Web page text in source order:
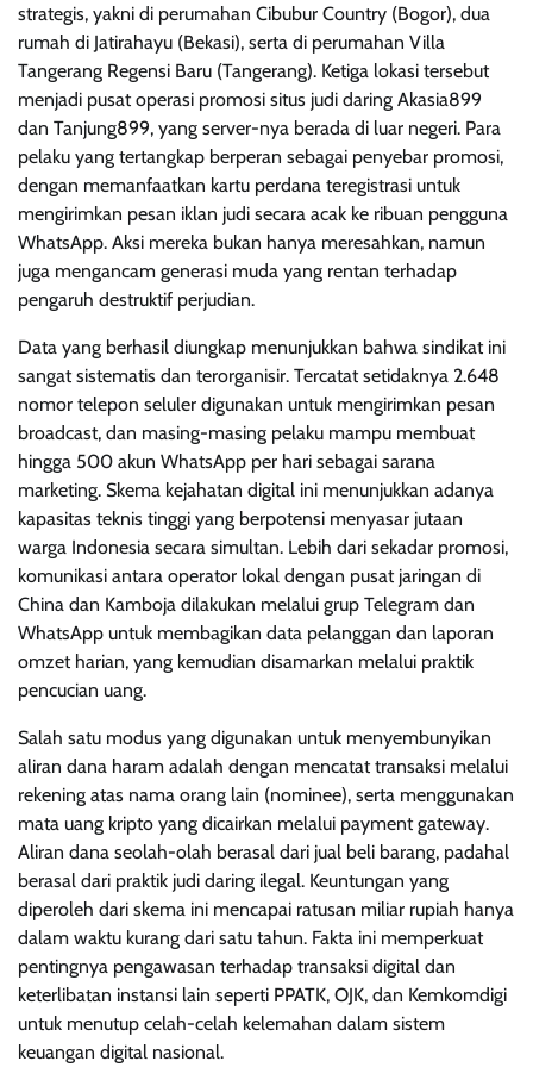
strategis, yakni di perumahan Cibubur Country (Bogor), dua
rumah di Jatirahayu (Bekasi), serta di perumahan Villa
Tangerang Regensi Baru (Tangerang). Ketiga lokasi tersebut
menjadi pusat operasi promosi situs judi daring Akasia899
dan Tanjung899, yang server-nya berada di luar negeri. Para
pelaku yang tertangkap berperan sebagai penyebar promosi,
dengan memanfaatkan kartu perdana teregistrasi untuk
mengirimkan pesan iklan judi secara acak ke ribuan pengguna
WhatsApp. Aksi mereka bukan hanya meresahkan, namun
juga mengancam generasi muda yang rentan terhadap
pengaruh destruktif perjudian.
Data yang berhasil diungkap menunjukkan bahwa sindikat ini
sangat sistematis dan terorganisir. Tercatat setidaknya 2.648
nomor telepon seluler digunakan untuk mengirimkan pesan
broadcast, dan masing-masing pelaku mampu membuat
hingga 500 akun WhatsApp per hari sebagai sarana
marketing. Skema kejahatan digital ini menunjukkan adanya
kapasitas teknis tinggi yang berpotensi menyasar jutaan
warga Indonesia secara simultan. Lebih dari sekadar promosi,
komunikasi antara operator lokal dengan pusat jaringan di
China dan Kamboja dilakukan melalui grup Telegram dan
WhatsApp untuk membagikan data pelanggan dan laporan
omzet harian, yang kemudian disamarkan melalui praktik
pencucian uang.
Salah satu modus yang digunakan untuk menyembunyikan
aliran dana haram adalah dengan mencatat transaksi melalui
rekening atas nama orang lain (nominee), serta menggunakan
mata uang kripto yang dicairkan melalui payment gateway.
Aliran dana seolah-olah berasal dari jual beli barang, padahal
berasal dari praktik judi daring ilegal. Keuntungan yang
diperoleh dari skema ini mencapai ratusan miliar rupiah hanya
dalam waktu kurang dari satu tahun. Fakta ini memperkuat
pentingnya pengawasan terhadap transaksi digital dan
keterlibatan instansi lain seperti PPATK, OJK, dan Kemkomdigi
untuk menutup celah-celah kelemahan dalam sistem
keuangan digital nasional.